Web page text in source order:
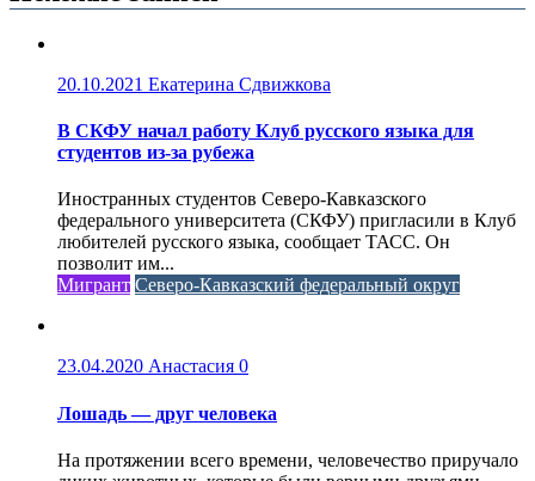
20.10.2021 Екатерина Сдвижкова
В СКФУ начал работу Клуб русского языка для
студентов из-за рубежа
Иностранных студентов Северо-Кавказского
федерального университета (СКФУ) пригласили в Клуб
любителей русского языка, сообщает ТАСС. Он
позволит им...
Мигрант Северо-Кавказский федеральный округ
23.04.2020 Анастасия 0
Лошадь — друг человека
На протяжении всего времени, человечество приручало